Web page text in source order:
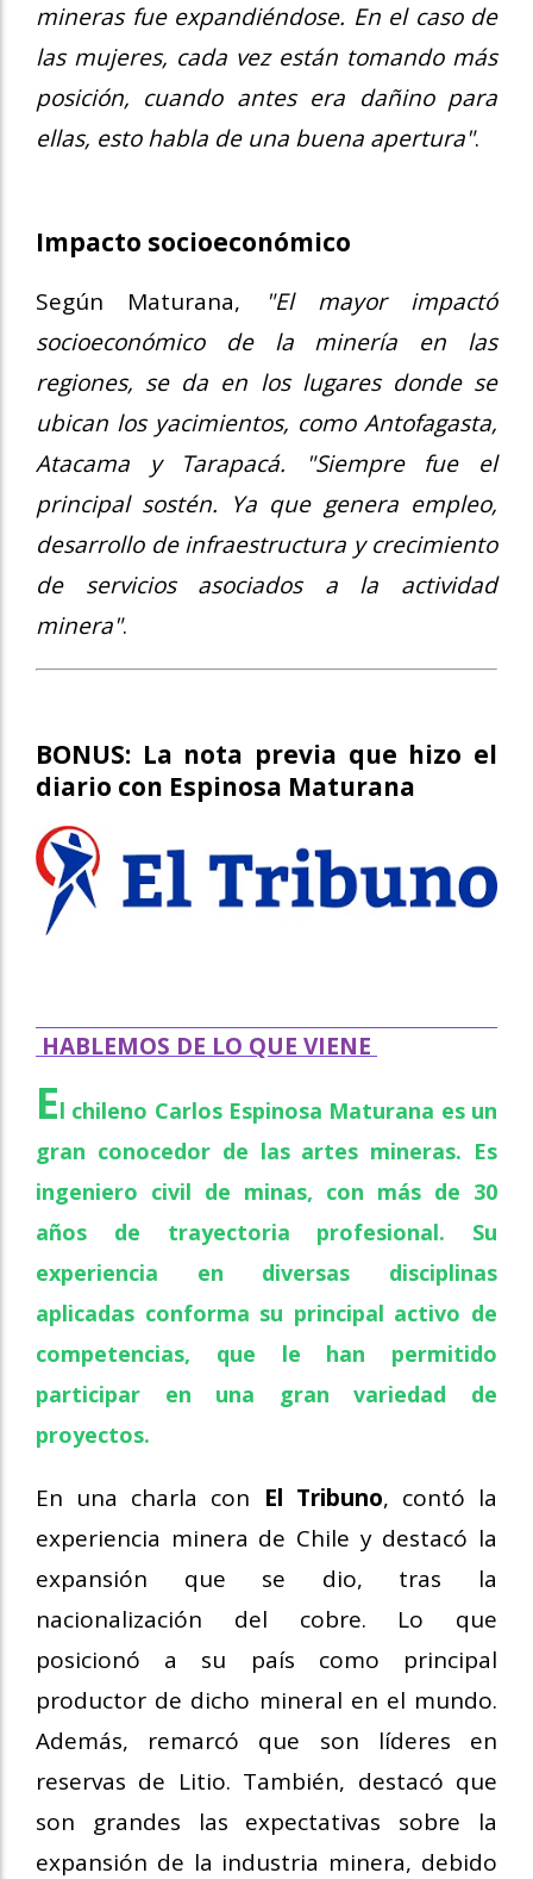
mineras fue expandiéndose. En el caso de
las mujeres, cada vez están tomando más
posición, cuando antes era dañino para
ellas, esto habla de una buena apertura".
Impacto socioeconómico
Según Maturana,
"El mayor impactó
socioeconómico de la minería en las
regiones, se da en los lugares donde se
ubican los yacimientos, como Antofagasta,
Atacama y Tarapacá. "Siempre fue el
principal sostén. Ya que genera empleo,
desarrollo de infraestructura y crecimiento
de servicios asociados a la actividad
minera".
BONUS: La nota previa que hizo el
diario con Espinosa Maturana
HABLEMOS DE LO QUE VIENE
El chileno Carlos Espinosa Maturana es un
gran conocedor de las artes mineras. Es
ingeniero civil de minas, con más de 30
años de trayectoria profesional. Su
experiencia en diversas disciplinas
aplicadas conforma su principal activo de
competencias, que le han permitido
participar en una gran variedad de
proyectos.
En una charla con El Tribuno, contó la
experiencia minera de Chile y destacó la
expansión que se dio, tras la
nacionalización del cobre. Lo que
posicionó a su país como principal
productor de dicho mineral en el mundo.
Además, remarcó que son líderes en
reservas de Litio. También, destacó que
son grandes las expectativas sobre la
expansión de la industria minera, debido